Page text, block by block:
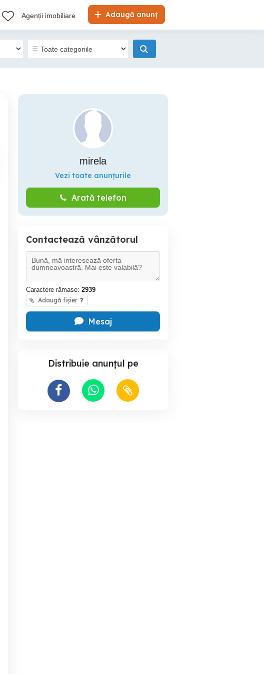
Adaugă anunț
Agenții imobiliare
mirela
Vezi toate anunțurile
Arată telefon
Contactează vânzătorul
Caractere rămase: 2939
Adaugă fișier ?
Mesaj
Distribuie anunțul pe